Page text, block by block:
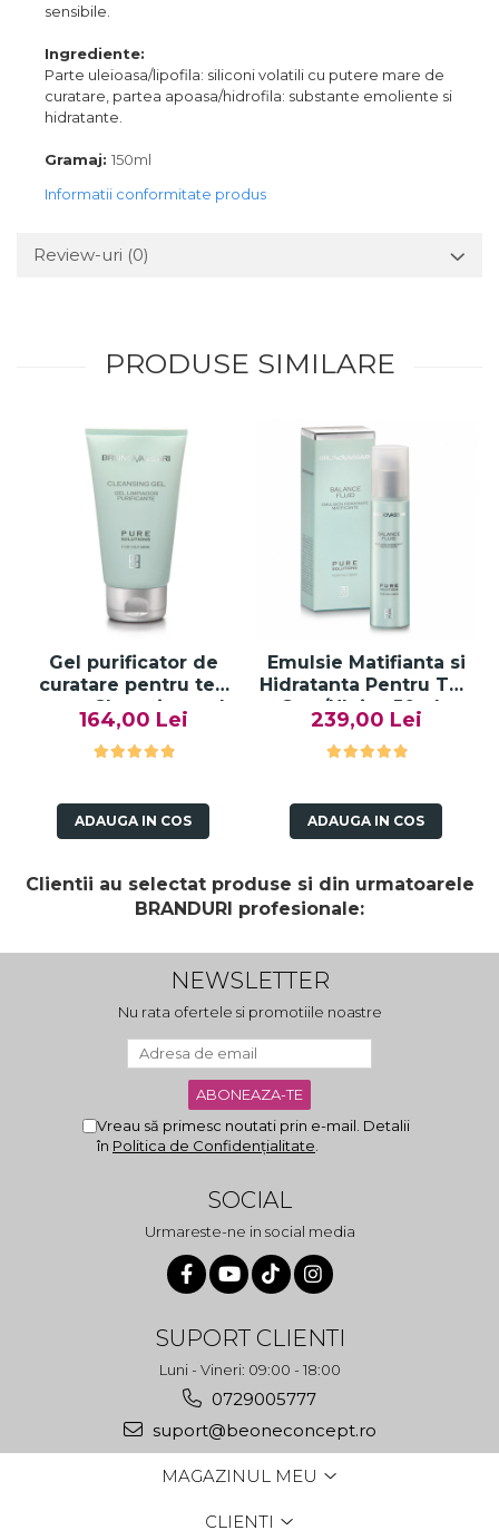
sensibile.
Ingrediente:
Parte uleioasa/lipofila: siliconi volatili cu putere mare de
curatare, partea apoasa/hidrofila: substante emoliente si
hidratante.
Gramaj: 150ml
Informatii conformitate produs
Review-uri (0)
PRODUSE SIMILARE
Gel purificator de
curatare pentru ten
gras, Cleansing gel
pure solution - 150ml
164,00 Lei
ADAUGA IN COS
Emulsie Matifianta si
Hidratanta Pentru Ten
Gras/Uleios 50ml -
Balance Fluid Pure
Solution - Bruno
239,00 Lei
ADAUGA IN COS
Clientii au selectat produse si din urmatoarele
BRANDURI profesionale:
NEWSLETTER
Nu rata ofertele si promotiile noastre
Vreau să primesc noutati prin e-mail. Detalii
în Politica de Confidențialitate
SOCIAL
Urmareste-ne in social media
SUPORT CLIENTI
Luni - Vineri: 09:00 - 18:00
0729005777
suport@beoneconcept.ro
MAGAZINUL MEU
CLIENTI